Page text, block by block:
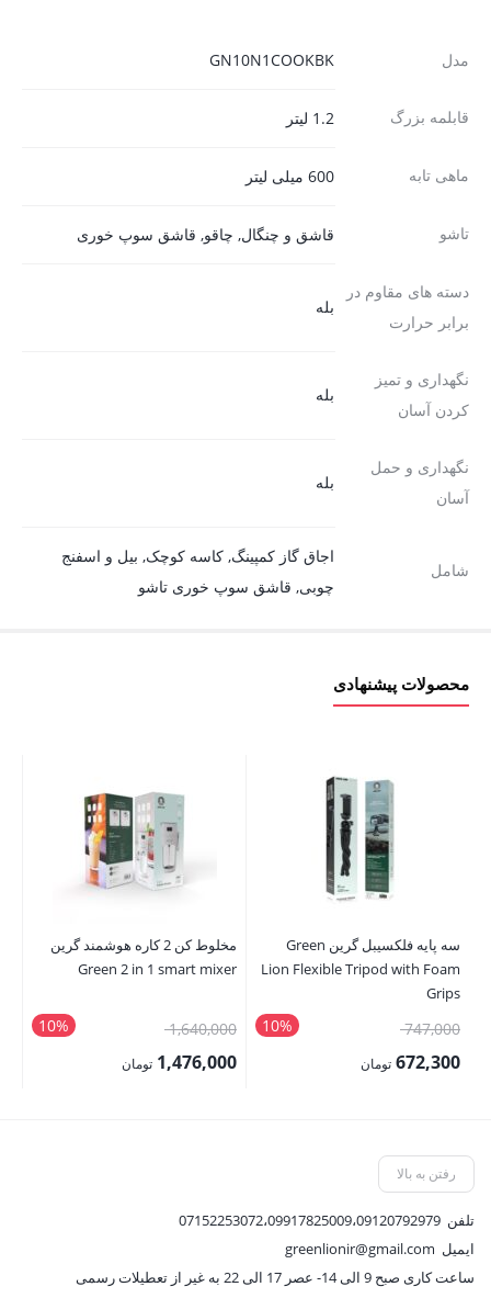
مدل GN10N1COOKBK
قابلمه بزرگ 1.2 لیتر
ماهی تابه 600 میلی لیتر
تاشو قاشق و چنگال, چاقو, قاشق سوپ خوری
دسته های مقاوم در
برابر حرارت
بله
نگهداری و تمیز
کردن آسان
بله
نگهداری و حمل
آسان
بله
شامل
اجاق گاز کمپینگ, کاسه کوچک, بیل و اسفنج
چوبی, قاشق سوپ خوری تاشو
محصولات پیشنهادی
سه پایه فلکسیبل گرین Green
Lion Flexible Tripod with Foam
Grips
10% 747,000قیمت
اصلی:672,300 تومان
672,300 تومان.
مخلوط کن 2 کاره هوشمند گرین
Green 2 in 1 smart mixer
10% 1,640,000قیمت
اصلی:1,476,000 تومان
رفتن به بالا
تلفن 07152253072،09917825009،09120792979
ایمیل greenlionir@gmail.com
ساعت کاری صبح 9 الی 14- عصر 17 الی 22 به غیر از تعطیلات رسمی